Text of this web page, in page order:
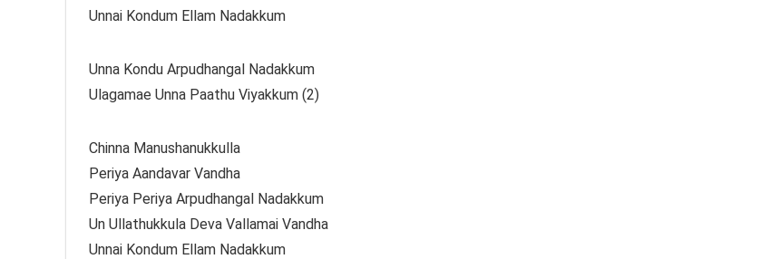
Unnai Kondum Ellam Nadakkum
Unna Kondu Arpudhangal Nadakkum
Ulagamae Unna Paathu Viyakkum (2)
Chinna Manushanukkulla
Periya Aandavar Vandha
Periya Periya Arpudhangal Nadakkum
Un Ullathukkula Deva Vallamai Vandha
Unnai Kondum Ellam Nadakkum